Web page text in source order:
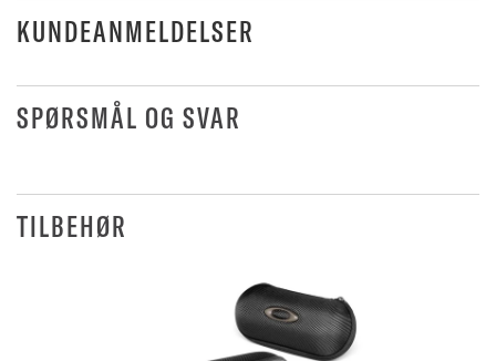
KUNDEANMELDELSER
SPØRSMÅL OG SVAR
TILBEHØR